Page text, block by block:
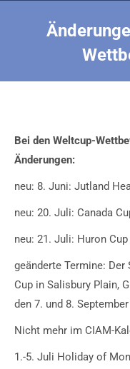
Bei den Weltcup-
Änderungen:
neu: 8. Juni: Jutland
neu: 20. Juli: Canada
neu: 21. Juli: Huron
geänderte Termine: Der
Cup in Salisbury Plain,
den 7. und 8.
Nicht mehr im CIAM-
1.-5. Juli Holiday of